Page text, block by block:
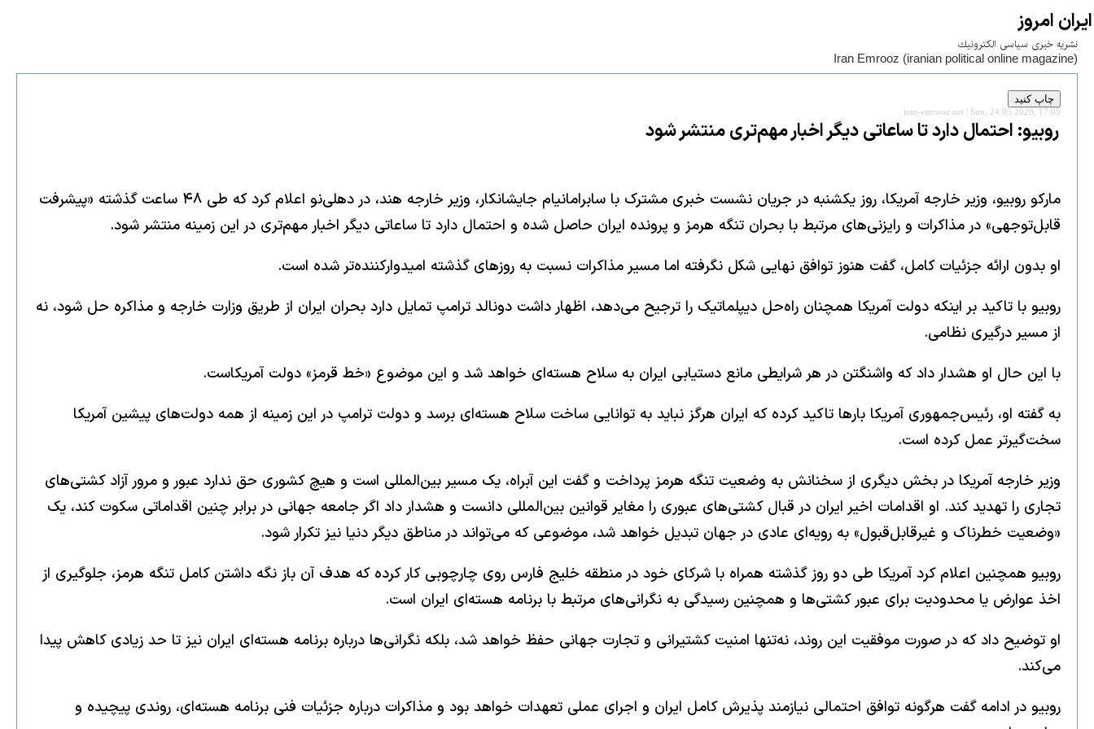
ايران امروز
نشريه خبری سياسی الكترونيك
Iran Emrooz (iranian political online magazine)
iran-emrooz.net | Sun, 24.05.2026, 17:05
روبیو: احتمال دارد تا ساعاتی دیگر اخبار مهم‌تری منتشر شود
مارکو روبیو، وزیر خارجه آمریکا، روز یکشنبه در جریان نشست خبری مشترک با سابرامانیام جایشانکار، وزیر خارجه هند، در دهلی‌نو اعلام کرد که طی ۴۸ ساعت گذشته «پیشرفت
قابل‌توجهی» در مذاکرات و رایزنی‌های مرتبط با بحران تنگه هرمز و پرونده ایران حاصل شده و احتمال دارد تا ساعاتی دیگر اخبار مهم‌تری در این زمینه منتشر شود.
او بدون ارائه جزئیات کامل، گفت هنوز توافق نهایی شکل نگرفته اما مسیر مذاکرات نسبت به روزهای گذشته امیدوارکننده‌تر شده است.
روبیو با تاکید بر اینکه دولت آمریکا همچنان راه‌حل دیپلماتیک را ترجیح می‌دهد، اظهار داشت دونالد ترامپ تمایل دارد بحران ایران از طریق وزارت خارجه و مذاکره حل شود، نه
از مسیر درگیری نظامی.
با این حال او هشدار داد که واشنگتن در هر شرایطی مانع دستیابی ایران به سلاح هسته‌ای خواهد شد و این موضوع «خط قرمز» دولت آمریکاست.
به گفته او، رئیس‌جمهوری آمریکا بارها تاکید کرده که ایران هرگز نباید به توانایی ساخت سلاح هسته‌ای برسد و دولت ترامپ در این زمینه از همه دولت‌های پیشین آمریکا
سخت‌گیرتر عمل کرده است.
وزیر خارجه آمریکا در بخش دیگری از سخنانش به وضعیت تنگه هرمز پرداخت و گفت این آبراه، یک مسیر بین‌المللی است و هیچ کشوری حق ندارد عبور و مرور آزاد کشتی‌های
تجاری را تهدید کند. او اقدامات اخیر ایران در قبال کشتی‌های عبوری را مغایر قوانین بین‌المللی دانست و هشدار داد اگر جامعه جهانی در برابر چنین اقداماتی سکوت کند، یک
«وضعیت خطرناک و غیرقابل‌قبول» به رویه‌ای عادی در جهان تبدیل خواهد شد، موضوعی که می‌تواند در مناطق دیگر دنیا نیز تکرار شود.
روبیو همچنین اعلام کرد آمریکا طی دو روز گذشته همراه با شرکای خود در منطقه خلیج فارس روی چارچوبی کار کرده که هدف آن باز نگه داشتن کامل تنگه هرمز، جلوگیری از
اخذ عوارض یا محدودیت برای عبور کشتی‌ها و همچنین رسیدگی به نگرانی‌های مرتبط با برنامه هسته‌ای ایران است.
او توضیح داد که در صورت موفقیت این روند، نه‌تنها امنیت کشتیرانی و تجارت جهانی حفظ خواهد شد، بلکه نگرانی‌ها درباره برنامه هسته‌ای ایران نیز تا حد زیادی کاهش پیدا
می‌کند.
روبیو در ادامه گفت هرگونه توافق احتمالی نیازمند پذیرش کامل ایران و اجرای عملی تعهدات خواهد بود و مذاکرات درباره جزئیات فنی برنامه هسته‌ای، روندی پیچیده و